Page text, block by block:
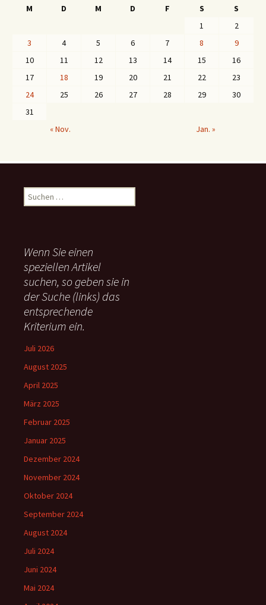
M
D M D F S
S
1
2
3
4 5 6 7 8
9
10
11 12 13 14 15
16
17
18 19 20 21 22
23
24
25 26 27 28 29
30
31
« Nov.
Jan. »
u
n
n
a
c
:
Wenn Sie einen
speziellen Artikel
suchen, so geben sie in
der Suche (links) das
entsprechende
Kriterium ein.
Juli 2026
August 2025
April 2025
März 2025
Februar 2025
Januar 2025
Dezember 2024
November 2024
Oktober 2024
September 2024
August 2024
Juli 2024
Juni 2024
Mai 2024